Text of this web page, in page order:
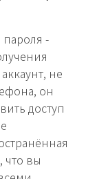
-
не
он
доступ
что вы